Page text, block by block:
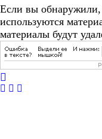
Если вы обнаружили,
используются
материалы будут